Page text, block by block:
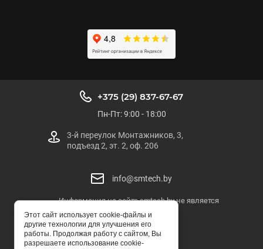
SMTECH.BY
+375 (29) 837-67-67
Пн-Пт: 9:00 - 18:00
3-й переулок Монтажников, 3,
подъезд 2, эт. 2, оф. 206
info@smtech.by
Информация на сайте smtech.by не является
публичной офертой
Этот сайт использует cookie-файлы и
другие технологии для улучшения его
работы. Продолжая работу с сайтом, Вы
разрешаете использование cookie-